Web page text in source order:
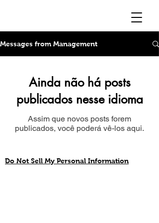
Messages from Management
Ainda não há posts
publicados nesse idioma
Assim que novos posts forem
publicados, você poderá vê-los aqui.
Do Not Sell My Personal Information